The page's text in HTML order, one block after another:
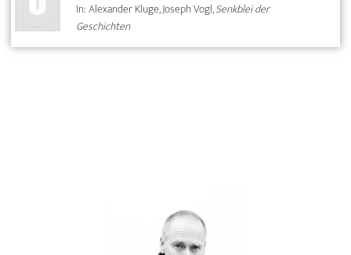
In: Alexander Kluge, Joseph Vogl,Senkblei der
Geschichten